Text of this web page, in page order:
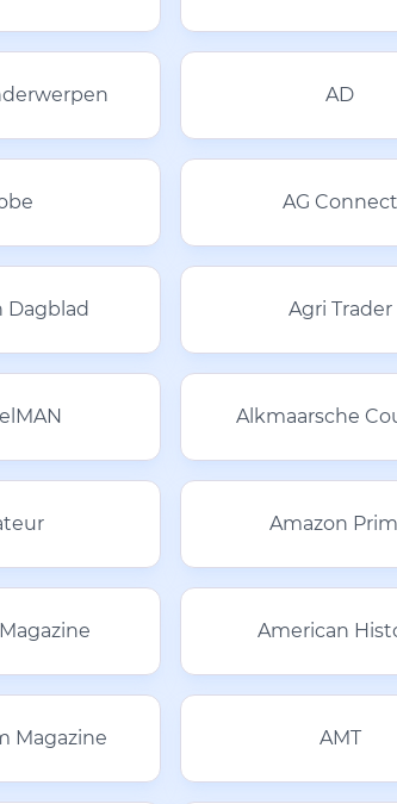
AD
AG Connect
Dagblad Agri Trader
Alkmaarsche
Amazon
American
Magazine AMT